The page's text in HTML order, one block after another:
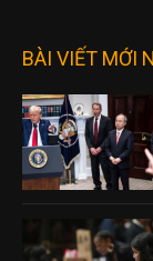
BÀI VIẾT MỚI